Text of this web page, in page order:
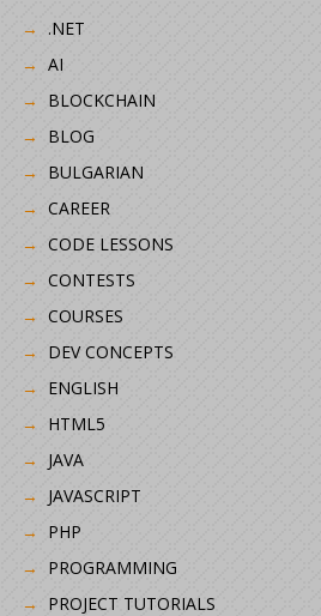
.NET
AI
BLOCKCHAIN
BLOG
BULGARIAN
CAREER
CODE LESSONS
CONTESTS
COURSES
DEV CONCEPTS
ENGLISH
HTML5
JAVA
JAVASCRIPT
PHP
PROGRAMMING
PROJECT TUTORIALS